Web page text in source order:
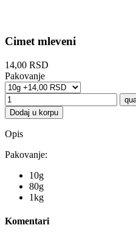
Cimet mleveni
14,00 RSD
Pakovanje
Dodaj u korpu
Opis
Pakovanje:
10g
80g
1kg
Komentari